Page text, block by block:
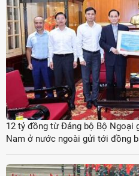
12 tỷ đồng từ Đảng bộ Bộ Ngoại
Nam ở nước ngoài gửi tới đồng